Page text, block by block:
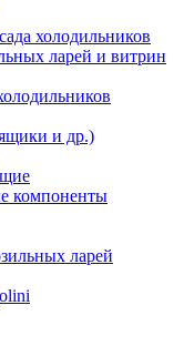
холодильников
ларей и витрин
и др.)
компоненты
ларей